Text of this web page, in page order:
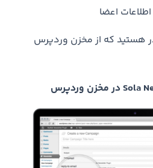
اعضا
هستید که از مخزن وردپرس